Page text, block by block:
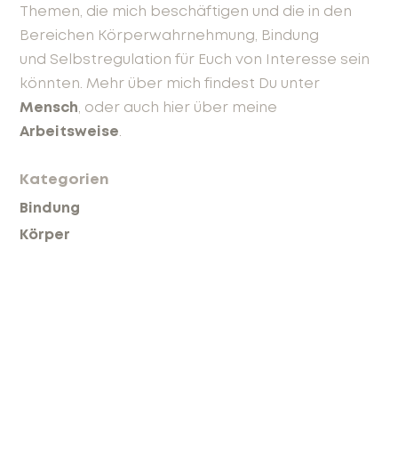
Themen, die mich beschäftigen und die in den
Bereichen Körperwahrnehmung, Bindung
und Selbstregulation für Euch von Interesse sein
könnten. Mehr über mich findest Du unter
Mensch , oder auch hier über meine
Arbeitsweise
Kategorien
Bindung
Körper